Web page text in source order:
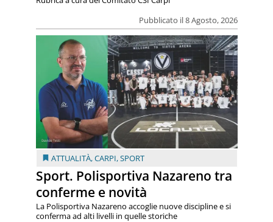
Pubblicato il 8 Agosto, 2026
ATTUALITÀ,CARPI,SPORT
Sport. Polisportiva Nazareno tra
conferme e novità
La Polisportiva Nazareno accoglie nuove discipline e si
conferma ad alti livelli in quelle storiche